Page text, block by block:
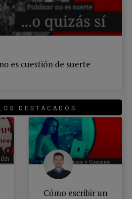
es cuestión de suerte
DESTACADOS
Cómo escribir un